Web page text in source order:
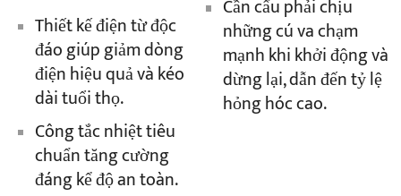
Thiết kế điện từ độc
đáo giúp giảm dòng
điện hiệu quả và kéo
dài tuổi thọ.
Công tắc nhiệt tiêu
chuẩn tăng cường
đáng kể độ an toàn.
Cần cẩu phải chịu
những cú va chạm
mạnh khi khởi động và
dừng lại, dẫn đến tỷ lệ
hỏng hóc cao.